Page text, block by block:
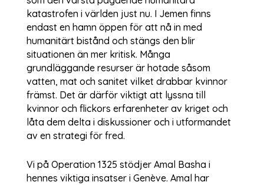
katastrofen i världen just nu. I Jemen finns
endast en hamn öppen för att nå in med
humanitärt bistånd och stängs den blir
situationen än mer kritisk. Många
grundläggande resurser är hotade såsom
vatten, mat och sanitet vilket drabbar kvinnor
främst. Det är därför viktigt att lyssna till
kvinnor och flickors erfarenheter av kriget och
låta dem delta i diskussioner och i utformandet
av en strategi för fred.
Vi på Operation 1325 stödjer Amal Basha i
hennes viktiga insatser i Genève. Amal har